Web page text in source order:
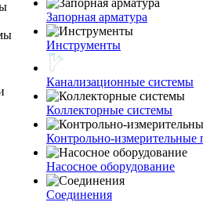
Запорная арматура
Инструменты
Канализационные системы
Коллекторные системы
Контрольно-измерительные
Насосное оборудование
Соединения